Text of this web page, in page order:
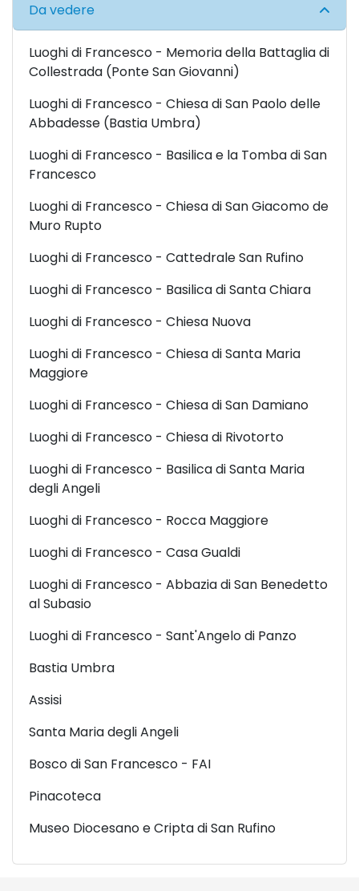
Da vedere
Luoghi di Francesco - Memoria della Battaglia di
Collestrada (Ponte San Giovanni)
Luoghi di Francesco - Chiesa di San Paolo delle
Abbadesse (Bastia Umbra)
Luoghi di Francesco - Basilica e la Tomba di San
Francesco
Luoghi di Francesco - Chiesa di San Giacomo de
Muro Rupto
Luoghi di Francesco - Cattedrale San Rufino
Luoghi di Francesco - Basilica di Santa Chiara
Luoghi di Francesco - Chiesa Nuova
Luoghi di Francesco - Chiesa di Santa Maria
Maggiore
Luoghi di Francesco - Chiesa di San Damiano
Luoghi di Francesco - Chiesa di Rivotorto
Luoghi di Francesco - Basilica di Santa Maria
degli Angeli
Luoghi di Francesco - Rocca Maggiore
Luoghi di Francesco - Casa Gualdi
Luoghi di Francesco - Abbazia di San Benedetto
al Subasio
Luoghi di Francesco - Sant'Angelo di Panzo
Bastia Umbra
Assisi
Santa Maria degli Angeli
Bosco di San Francesco - FAI
Pinacoteca
Museo Diocesano e Cripta di San Rufino